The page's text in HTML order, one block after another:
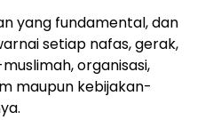
yang fundamental, dan
setiap nafas, gerak,
organisasi,
maupun kebijakan-